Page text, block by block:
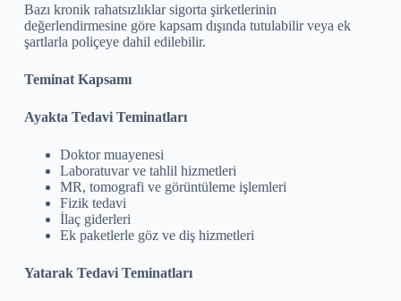
Bazı kronik rahatsızlıklar sigorta şirketlerinin
değerlendirmesine göre kapsam dışında tutulabilir veya ek
şartlarla poliçeye dahil edilebilir.
Teminat Kapsamı
Ayakta Tedavi Teminatları
Doktor muayenesi
Laboratuvar ve tahlil hizmetleri
MR, tomografi ve görüntüleme işlemleri
Fizik tedavi
İlaç giderleri
Ek paketlerle göz ve diş hizmetleri
Yatarak Tedavi Teminatları